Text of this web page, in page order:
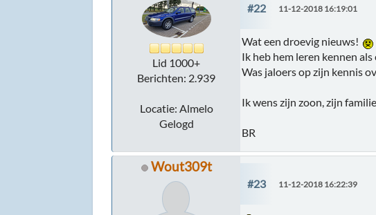
Lid 1000+
Berichten: 2.939
Locatie: Almelo
Gelogd
#22 11-12-2018 16:19:01
Wat een droevig nieuws!
Ik heb hem leren kennen
Was jaloers op zijn kennis
Ik wens zijn zoon, zijn
BR
Wout309t
#23 11-12-2018 16:22:39